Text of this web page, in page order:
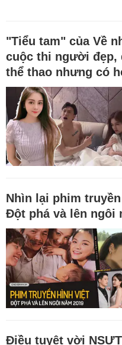
"Tiểu tam" của Về
cuộc thi người đẹp,
thể thao nhưng có
Nhìn lại phim
Đột phá và lên ngôi
Điều tuyệt vời